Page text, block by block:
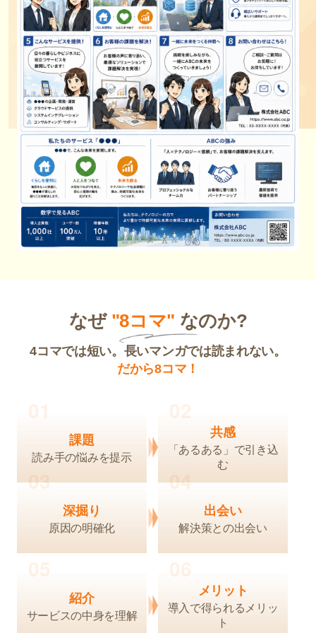
なぜ "8コマ" なのか?
4コマでは短い。長いマンガでは読まれない。
だから8コマ！
01
課題
読み手の悩みを提示
02
共感
「あるある」で引き込
む
03
深掘り
原因の明確化
04
出会い
解決策との出会い
05
紹介
サービスの中身を理解
06
メリット
導入で得られるメリッ
ト